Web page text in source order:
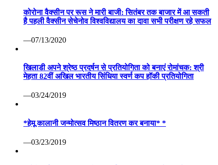
कोरोना वैक्सीन पर रूस ने मारी बाजी: सितंबर तक बाजार में आ सकती
है पहली वैक्सीन सेचेनोव विश्वविद्यालय का दावा सभी परीक्षण रहे सफल
—07/13/2020
खिलाडी अपने श्रेष्ठ प्रदर्षन से प्रतियोगिता को बनाएं रोमांचक: श्री
मेहता 82वीं अखिल भारतीय सिंधिया स्वर्ण कप हॉकी प्रतियोगिता
—03/24/2019
*हेमू कालानी जन्मोत्सव मिष्ठान वितरण कर बनाया* *
—03/23/2019